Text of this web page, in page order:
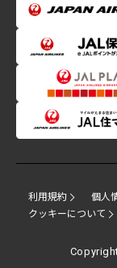
利用規約 個人
クッキーについて